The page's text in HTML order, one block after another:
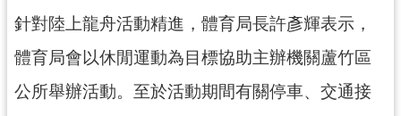
針對陸上龍舟活動精進，體育局長許彥輝表示，
體育局會以休閒運動為目標協助主辦機關蘆竹區
公所舉辦活動。至於活動期間有關停車、交通接